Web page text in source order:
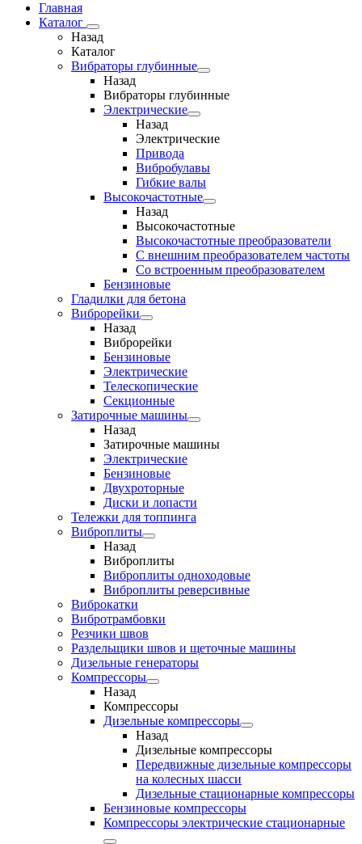
Главная
Каталог
Назад
Каталог
Вибраторы глубинные
Назад
Вибраторы глубинные
Электрические
Назад
Электрические
Привода
Вибробулавы
Гибкие валы
Высокочастотные
Назад
Высокочастотные
Высокочастотные преобразователи
С внешним преобразователем частоты
Cо встроенным преобразователем
Бензиновые
Гладилки для бетона
Виброрейки
Назад
Виброрейки
Бензиновые
Электрические
Телескопические
Секционные
Затирочные машины
Назад
Затирочные машины
Электрические
Бензиновые
Двухроторные
Диски и лопасти
Тележки для топпинга
Виброплиты
Назад
Виброплиты
Виброплиты одноходовые
Виброплиты реверсивные
Виброкатки
Вибротрамбовки
Резчики швов
Раздельщики швов и щеточные машины
Дизельные генераторы
Компрессоры
Назад
Компрессоры
Дизельные компрессоры
Назад
Дизельные компрессоры
Передвижные дизельные компрессоры
на колесных шасси
Дизельные стационарные компрессоры
Бензиновые компрессоры
Компрессоры электрические стационарные